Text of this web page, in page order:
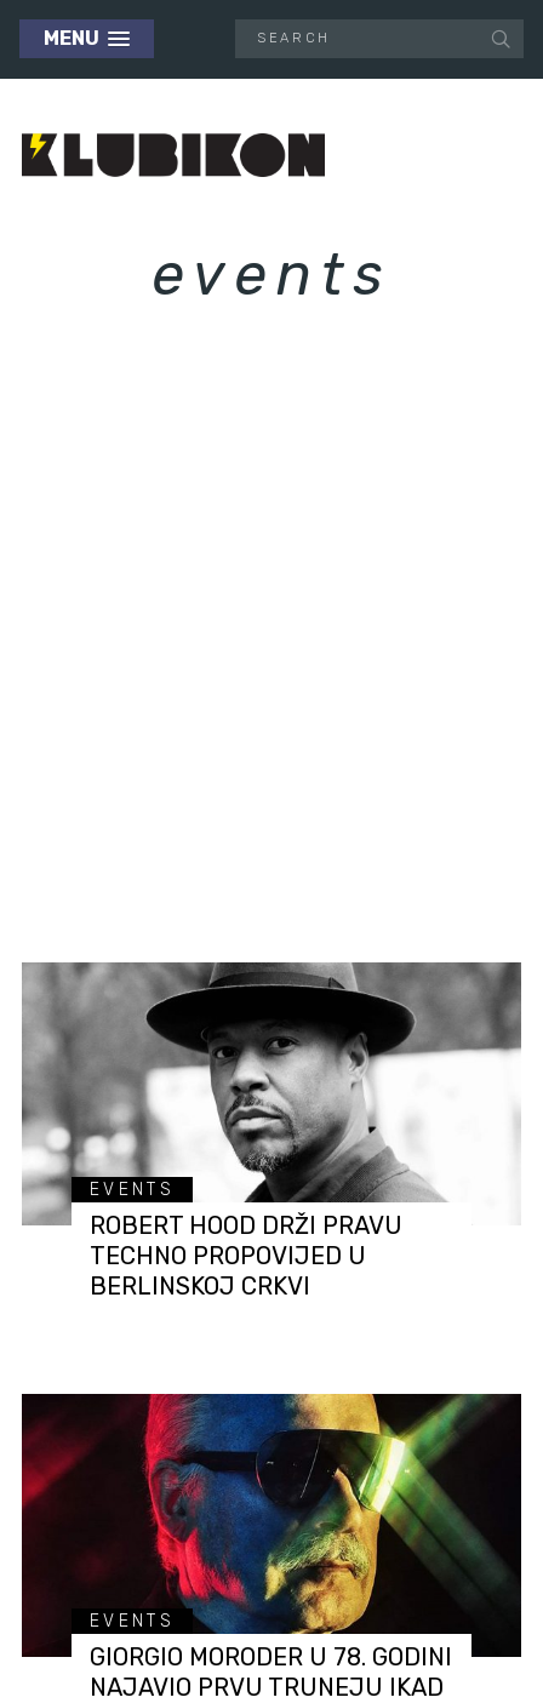
MENU
events
EVENTS
ROBERT HOOD DRŽI PRAVU
TECHNO PROPOVIJED U
BERLINSKOJ CRKVI
EVENTS
GIORGIO MORODER U 78. GODINI
NAJAVIO PRVU TRUNEJU IKAD